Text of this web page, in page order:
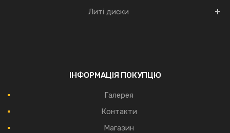
Литі диски
ІНФОРМАЦІЯ ПОКУПЦЮ
Галерея
Контакти
Магазин